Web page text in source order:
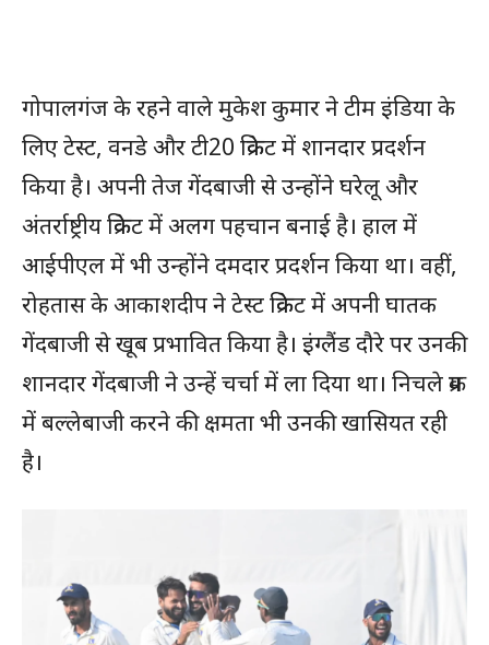
गोपालगंज के रहने वाले मुकेश कुमार ने टीम इंडिया के
लिए टेस्ट, वनडे और टी20 क्रिकेट में शानदार प्रदर्शन
किया है। अपनी तेज गेंदबाजी से उन्होंने घरेलू और
अंतर्राष्ट्रीय क्रिकेट में अलग पहचान बनाई है। हाल में
आईपीएल में भी उन्होंने दमदार प्रदर्शन किया था। वहीं,
रोहतास के आकाशदीप ने टेस्ट क्रिकेट में अपनी घातक
गेंदबाजी से खूब प्रभावित किया है। इंग्लैंड दौरे पर उनकी
शानदार गेंदबाजी ने उन्हें चर्चा में ला दिया था। निचले क्रम
में बल्लेबाजी करने की क्षमता भी उनकी खासियत रही
है।